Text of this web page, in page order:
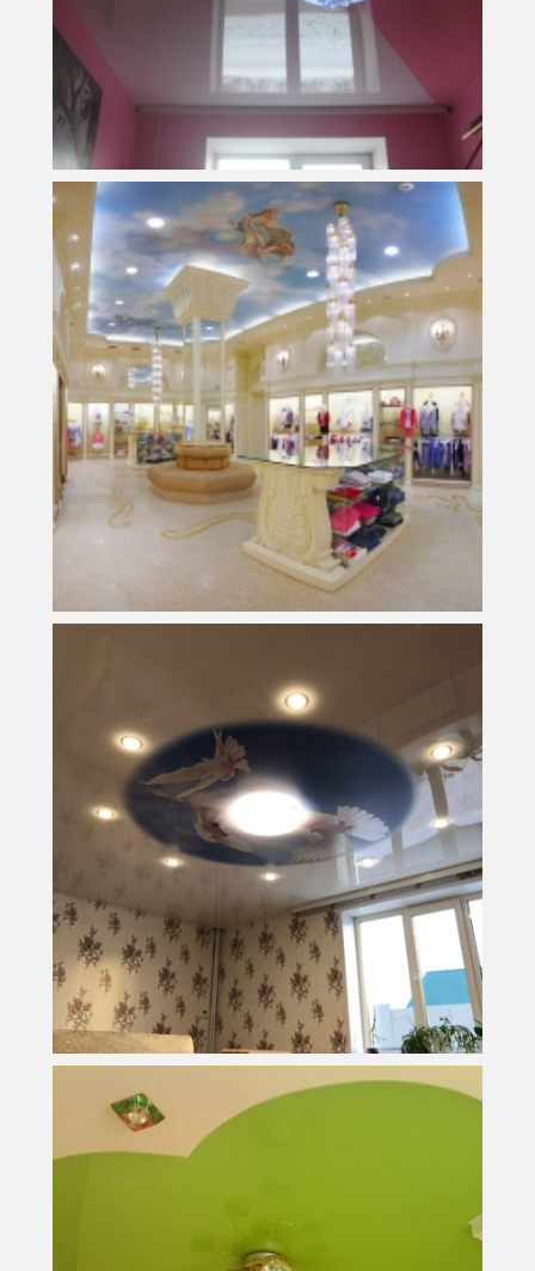
Площадь 13 м2
Стоимость 9 000 руб.
Площадь м2
Стоимость 53 200 руб.
Площадь 19 м2
Стоимость 15 600 руб.